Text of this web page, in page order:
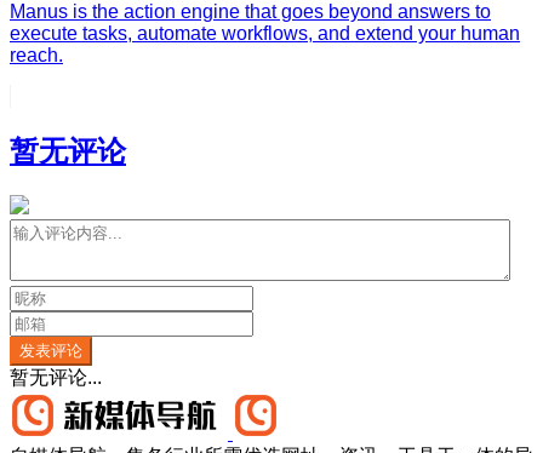
Manus is the action engine that goes beyond answers to
execute tasks, automate workflows, and extend your human
reach.
暂无评论
发表评论
暂无评论...